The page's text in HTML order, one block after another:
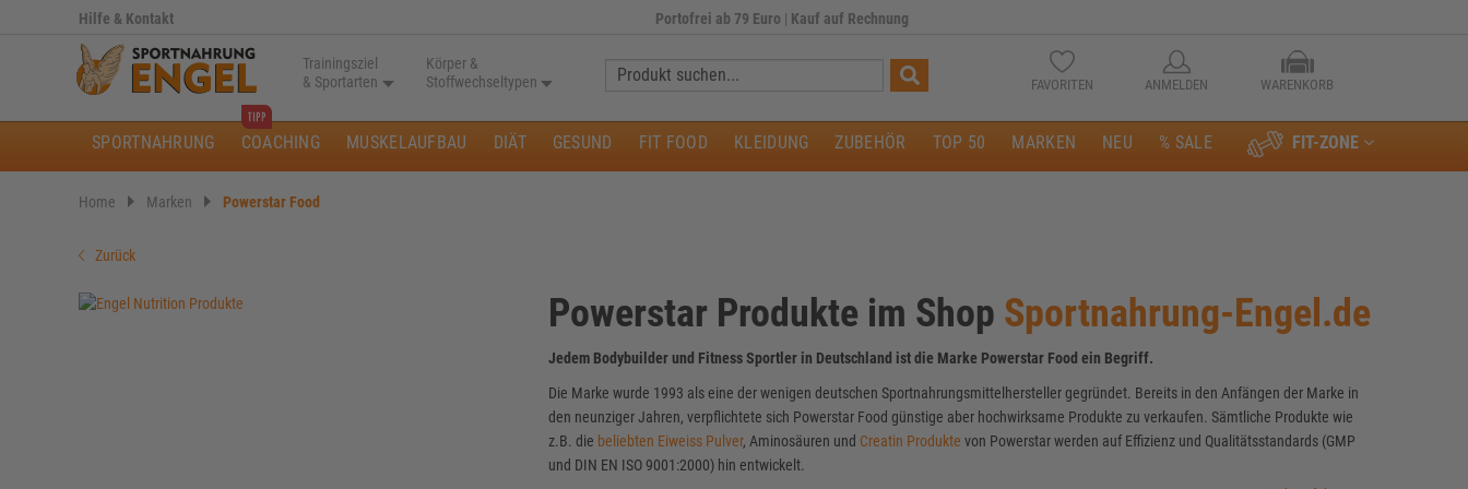
Hilfe & Kontakt Portofrei ab 79 Euro | Kauf auf Rechnung
Trainingsziel
& Sportarten
Körper &
Stoffwechseltypen
Suche:
FAVORITEN ANMELDEN WARENKORB
FIT-ZONE
SPORTNAHRUNG COACHING MUSKELAUFBAU DIÄT GESUND FIT FOOD KLEIDUNG ZUBEHÖR TOP 50 MARKEN NEU % SALE
Home Marken Powerstar Food
Zurück
Powerstar Produkte im Shop Sportnahrung-Engel.de
Jedem Bodybuilder und Fitness Sportler in Deutschland ist die Marke Powerstar Food ein Begriff.
Die Marke wurde 1993 als eine der wenigen deutschen Sportnahrungsmittelhersteller gegründet. Bereits in den Anfängen der Marke in
den neunziger Jahren, verpflichtete sich Powerstar Food günstige aber hochwirksame Produkte zu verkaufen. Sämtliche Produkte wie
z.B. die beliebten Eiweiss Pulver, Aminosäuren und Creatin Produkte von Powerstar werden auf Effizienz und Qualitätsstandards (GMP
und DIN EN ISO 9001:2000) hin entwickelt.